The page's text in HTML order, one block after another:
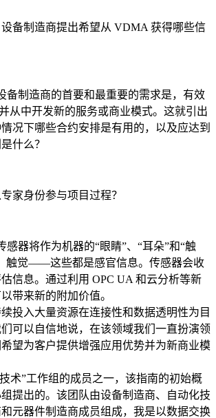
备制造商提出希望从 VDMA 获得哪些信
备制造商的首要和最重要的需求是，有效
从中开发新的服务或商业模式。这就引出
况下哪些合约安排是有用的，以及应达到
什么？
家身份参与项目过程？
感器将作为机器的“眼睛”、“耳朵”和“触
触觉——这些都是感官信息。传感器会收
信息。通过利用 OPC UA 和云分析等新
带来新的附加价值。
投入大量资源在连接性和数据透明性为目
可以自信地说，在该领域我们一直扮演领
望为客户提供增强应用优势并为新商业模
术”工作组的成员之一，该指南的初始概
提出的。该团队由设备制造商、自动化技
元器件制造商成员组成，我是以数据交换